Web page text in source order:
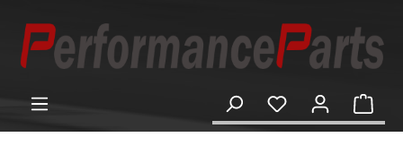
springen